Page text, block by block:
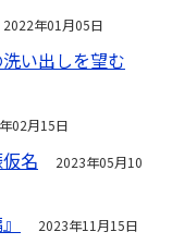
2022年01月05日
い出しを望む
02月15日
名
2023年05月10
2023年11月15日